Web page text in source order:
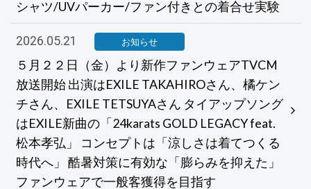
シャツ/UVパーカー/ファン付きとの着合せ実験
2026.05.21 お知らせ
５月２２日（金）より新作ファンウェアTVCM
放送開始 出演はEXILE TAKAHIROさん、橘ケン
チさん、EXILE TETSUYAさん タイアップソング
はEXILE新曲の「24karats GOLD LEGACY feat.
松本孝弘」 コンセプトは「涼しさは着てつくる
時代へ」 酷暑対策に有効な「膨らみを抑えた」
ファンウェアで一般客獲得を目指す